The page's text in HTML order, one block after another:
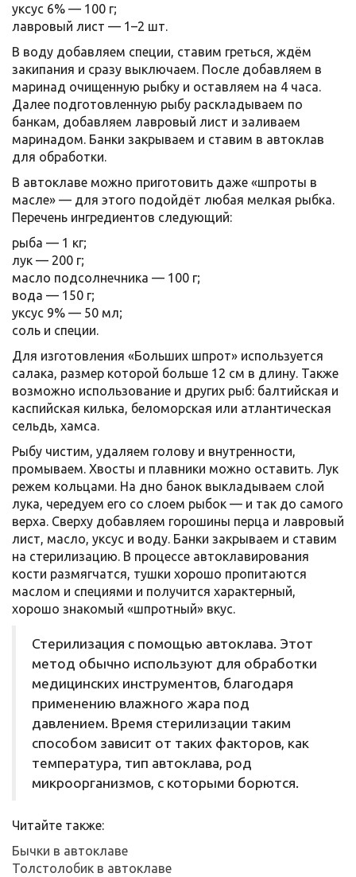
уксус 6% — 100 г;
лавровый лист — 1–2 шт.
В воду добавляем специи, ставим греться, ждём
закипания и сразу выключаем. После добавляем в
маринад очищенную рыбку и оставляем на 4 часа.
Далее подготовленную рыбу раскладываем по
банкам, добавляем лавровый лист и заливаем
маринадом. Банки закрываем и ставим в автоклав
для обработки.
В автоклаве можно приготовить даже «шпроты в
масле» — для этого подойдёт любая мелкая рыбка.
Перечень ингредиентов следующий:
рыба — 1 кг;
лук — 200 г;
масло подсолнечника — 100 г;
вода — 150 г;
уксус 9% — 50 мл;
соль и специи.
Для изготовления «Больших шпрот» используется
салака, размер которой больше 12 см в длину. Также
возможно использование и других рыб: балтийская и
каспийская килька, беломорская или атлантическая
сельдь, хамса.
Рыбу чистим, удаляем голову и внутренности,
промываем. Хвосты и плавники можно оставить. Лук
режем кольцами. На дно банок выкладываем слой
лука, чередуем его со слоем рыбок — и так до самого
верха. Сверху добавляем горошины перца и лавровый
лист, масло, уксус и воду. Банки закрываем и ставим
на стерилизацию. В процессе автоклавирования
кости размягчатся, тушки хорошо пропитаются
маслом и специями и получится характерный,
хорошо знакомый «шпротный» вкус.
Стерилизация с помощью автоклава. Этот
метод обычно используют для обработки
медицинских инструментов, благодаря
применению влажного жара под
давлением. Время стерилизации таким
способом зависит от таких факторов, как
температура, тип автоклава, род
микроорганизмов, с которыми борются.
Читайте также:
Бычки в автоклаве
Толстолобик в автоклаве